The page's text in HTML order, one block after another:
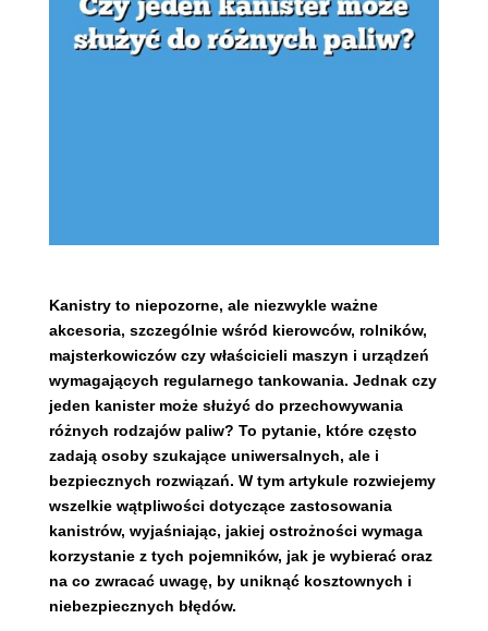
Kanistry to niepozorne, ale niezwykle ważne
akcesoria, szczególnie wśród kierowców, rolników,
majsterkowiczów czy właścicieli maszyn i urządzeń
wymagających regularnego tankowania. Jednak czy
jeden kanister może służyć do przechowywania
różnych rodzajów paliw? To pytanie, które często
zadają osoby szukające uniwersalnych, ale i
bezpiecznych rozwiązań. W tym artykule rozwiejemy
wszelkie wątpliwości dotyczące zastosowania
kanistrów, wyjaśniając, jakiej ostrożności wymaga
korzystanie z tych pojemników, jak je wybierać oraz
na co zwracać uwagę, by uniknąć kosztownych i
niebezpiecznych błędów.